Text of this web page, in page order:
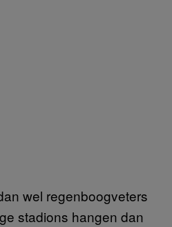
wel regenboogveters
stadions hangen dan